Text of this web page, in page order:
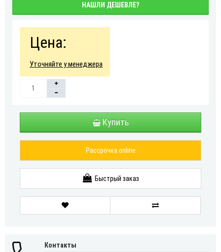
НАШЛИ ДЕШЕВЛЕ?
Цена:
Уточняйте у менеджера
Купить
Рассрочка online
Быстрый заказ
Контакты